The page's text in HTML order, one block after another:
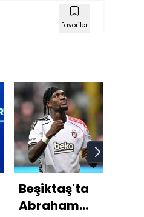
Favoriler
Beşiktaş'ta
Abraham